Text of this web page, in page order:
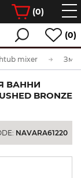
(0)
(0)
mixer
ВАННИ
BRONZE
NAVARA61220